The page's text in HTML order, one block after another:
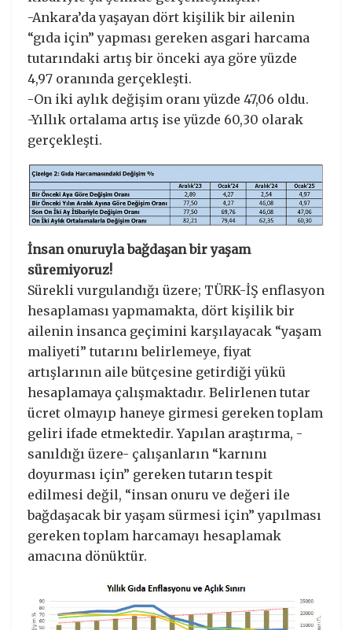
-Ankara’da yaşayan dört kişilik bir ailenin
“gıda için” yapması gereken asgari harcama
tutarındaki artış bir önceki aya göre yüzde
4,97 oranında gerçekleşti.
-On iki aylık değişim oranı yüzde 47,06 oldu.
-Yıllık ortalama artış ise yüzde 60,30 olarak
gerçekleşti.
İnsan onuruyla bağdaşan bir yaşam
süremiyoruz!
Sürekli vurgulandığı üzere; TÜRK-İŞ enflasyon
hesaplaması yapmamakta, dört kişilik bir
ailenin insanca geçimini karşılayacak “yaşam
maliyeti” tutarını belirlemeye, fiyat
artışlarının aile bütçesine getirdiği yükü
hesaplamaya çalışmaktadır. Belirlenen tutar
ücret olmayıp haneye girmesi gereken toplam
geliri ifade etmektedir. Yapılan araştırma, -
sanıldığı üzere- çalışanların “karnını
doyurması için” gereken tutarın tespit
edilmesi değil, “insan onuru ve değeri ile
bağdaşacak bir yaşam sürmesi için” yapılması
gereken toplam harcamayı hesaplamak
amacına dönüktür.